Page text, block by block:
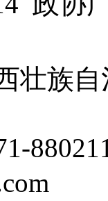
壮族